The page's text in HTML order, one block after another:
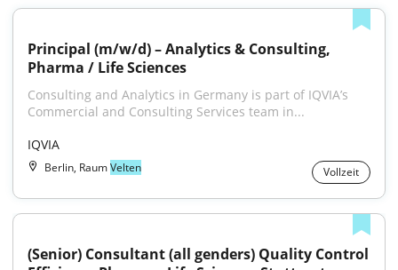
Principal (m/w/d) – Analytics & Consulting,
Pharma / Life Sciences
Consulting and Analytics in Germany is part of IQVIA’s
Commercial and Consulting Services team in...
IQVIA
Berlin, RaumVelten Vollzeit
(Senior) Consultant (all genders) Quality Control